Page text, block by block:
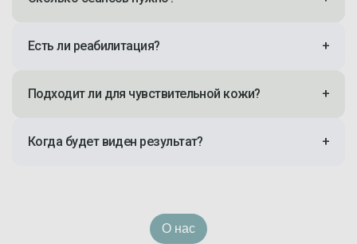
Есть ли реабилитация? +
Подходит ли для чувствительной кожи? +
Когда будет виден результат? +
О нас